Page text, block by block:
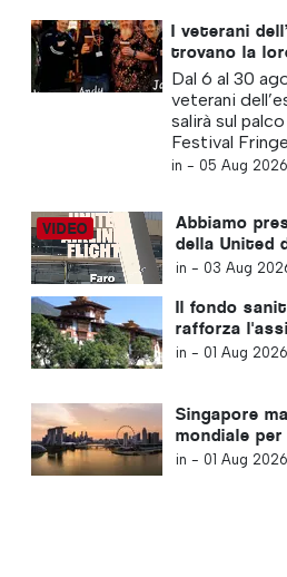
I veterani
trovano la
risate grazie
Comedy” al
Dal 6 al 30
veterani
salirà sul
Festival
in - 05 Aug 2026
Abbiamo
della United
ecco com’è
in - 03 Aug
Il fondo
rafforza
universale
in - 01 Aug 2026
Singapore
mondiale
potente
in - 01 Aug 2026